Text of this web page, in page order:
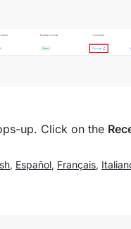
up. Click on the
, Español, Français,